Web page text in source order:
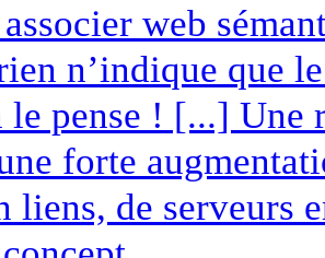
web
n’indique que
le pense ! [...] Une
forte
liens, de serveurs